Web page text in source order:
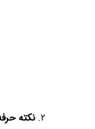
نکته